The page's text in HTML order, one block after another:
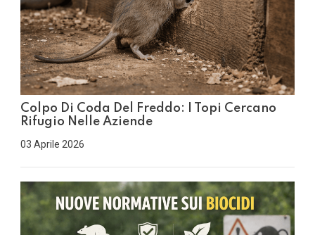
Colpo Di Coda Del Freddo: I Topi Cercano
Rifugio Nelle Aziende
03 Aprile 2026